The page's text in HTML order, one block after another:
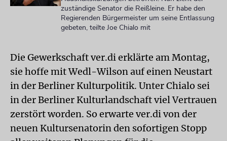
zuständige Senator die Reißleine. Er habe den
Regierenden Bürgermeister um seine Entlassung
gebeten, teilte Joe Chialo mit
Die Gewerkschaft ver.di erklärte am Montag,
sie hoffe mit Wedl-Wilson auf einen Neustart
in der Berliner Kulturpolitik. Unter Chialo sei
in der Berliner Kulturlandschaft viel Vertrauen
zerstört worden. So erwarte ver.di von der
neuen Kultursenatorin den sofortigen Stopp